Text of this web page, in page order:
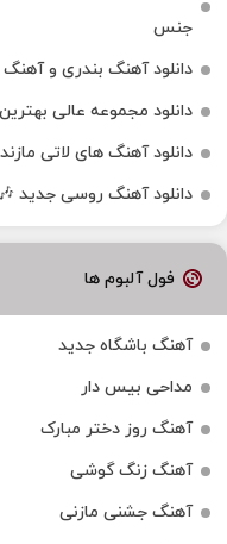
جنس
دانلود آهنگ بندری و
دانلود مجموعه عالی
دانلود آهنگ‌ های لاتی
دانلود آهنگ روسی جدید
فول آلبوم ها
آهنگ باشگاه جدید
مداحی بیس دار
آهنگ روز دختر مبارک
آهنگ زنگ گوشی
آهنگ جشنی مازنی